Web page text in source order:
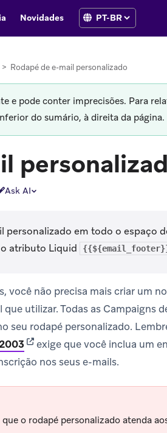
Novidades
> Rodapé de e-mail personalizado
e pode conter imprecisões. Para
do sumário, à direita da página.
Ask AI
personalizado em todo o espaço
atributo Liquid
você não precisa mais criar um
utilizar. Todas as Campaigns
seu rodapé personalizado.
(opens in new tab)
exige que você inclua um
nos seus e-mails.
o rodapé personalizado atenda